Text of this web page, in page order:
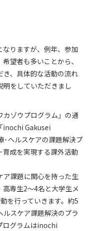
りますが、例年、参加
望者も多いことから、
、具体的な活動の流れ
をしていただきまし
ゾウプログラム」の通
inochi Gakusei
ヘルスケアの課題解決プ
成を実現する課外活動
ア課題に関心を持った生
専生2〜4名と大学生メ
を行っていきます。約5
スケア課題解決のプラ
ログラムはinochi